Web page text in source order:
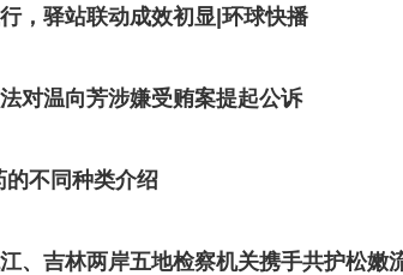
，驿站联动成效初显|环球快播
对温向芳涉嫌受贿案提起公诉
不同种类介绍
、吉林两岸五地检察机关携手共护松嫩